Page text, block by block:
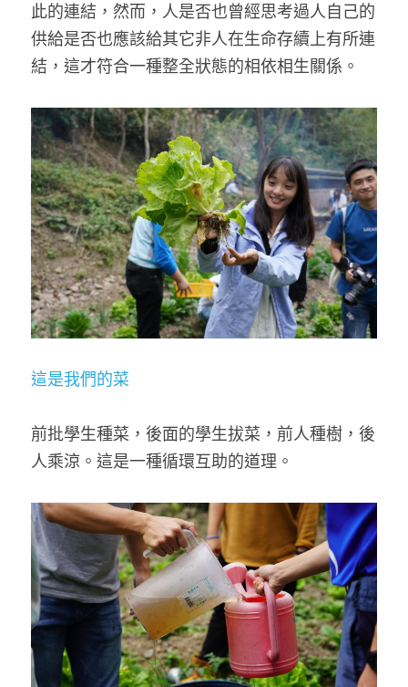
此的連結，然而，人是否也曾經思考過人自己的
供給是否也應該給其它非人在生命存續上有所連
結，這才符合一種整全狀態的相依相生關係。
這是我們的菜
前批學生種菜，後面的學生拔菜，前人種樹，後
人乘涼。這是一種循環互助的道理。